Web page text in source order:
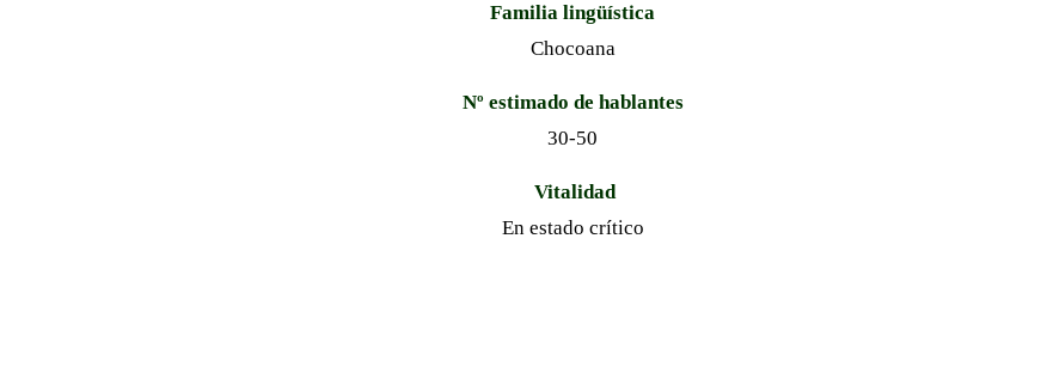
Familia lingüística
Chocoana
Nº estimado de hablantes
30-50
Vitalidad
En estado crítico